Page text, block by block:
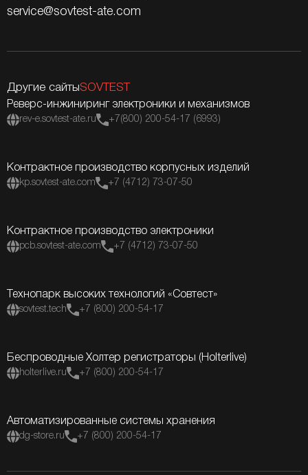
service@sovtest-ate.com
Другие сайтыSOVTEST
Реверс-инжиниринг электроники и механизмов
rev-e.sovtest-ate.ru +7(800) 200-54-17 (6993)
Контрактное производство корпусных изделий
kp.sovtest-ate.com +7 (4712) 73-07-50
Контрактное производство электроники
pcb.sovtest-ate.com +7 (4712) 73-07-50
Технопарк высоких технологий «Совтест»
sovtest.tech +7 (800) 200-54-17
Беспроводные Холтер регистраторы (Holterlive)
holterlive.ru +7 (800) 200-54-17
Автоматизированные системы хранения
dg-store.ru +7 (800) 200-54-17